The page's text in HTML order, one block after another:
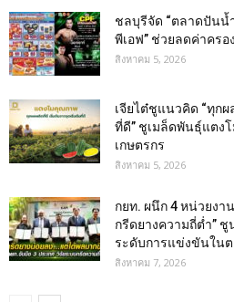
ชลบุรีจัด “ตลาดปันน้
พีเอฟ” ช่วยลดค่าคร
สิงหาคม 5, 2026
เจียไต๋ชูแนวคิด “ทุก
ที่ดี” ชูเมล็ดพันธุ์แตง
เกษตรกร
สิงหาคม 5, 2026
กยท. ผนึก 4 หน่วยงา
กรีดยางความถี่ต่ำ”
ระดับการแข่งขันใน
สิงหาคม 7, 2026